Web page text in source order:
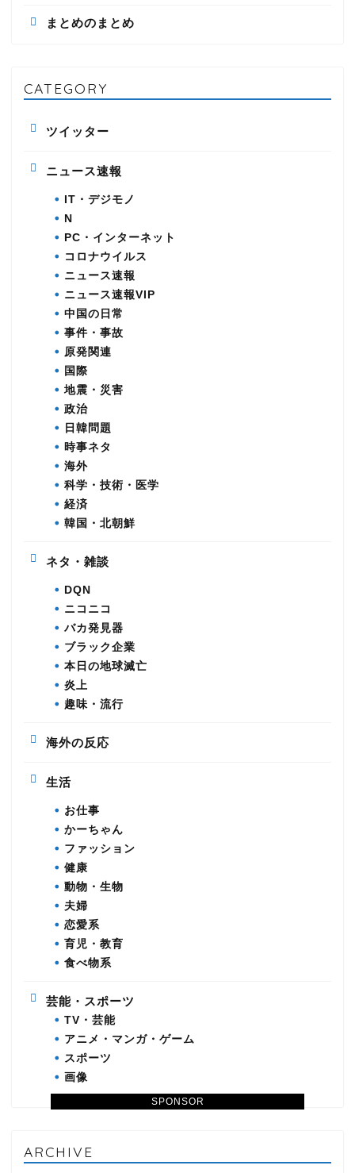
SPONSOR
まとめのまとめ
CATEGORY
ツイッター
ニュース速報
IT・デジモノ
N
PC・インターネット
コロナウイルス
ニュース速報
ニュース速報VIP
中国の日常
事件・事故
原発関連
国際
地震・災害
政治
日韓問題
時事ネタ
海外
科学・技術・医学
経済
韓国・北朝鮮
ネタ・雑談
DQN
ニコニコ
バカ発見器
ブラック企業
本日の地球滅亡
炎上
趣味・流行
海外の反応
生活
お仕事
かーちゃん
ファッション
健康
動物・生物
夫婦
恋愛系
育児・教育
食べ物系
芸能・スポーツ
TV・芸能
アニメ・マンガ・ゲーム
スポーツ
画像
ARCHIVE